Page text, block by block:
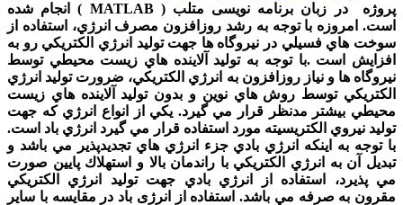
پروژه
در زبان برنامه نویسی متلب ( MATLAB
) انجام شده
است. امروزه با توجه به رشد روزافزون مصرف انرژي، استفاده از
سوخت هاي فسيلي در نيروگاه ها جهت توليد انرژي الكتريكي رو به
افزايش است .با توجه به توليد آلاينده هاي زيست محيطي توسط
نيروگاه ها و نياز روزافزون به انرژي الكتريكي، ضرورت توليد انرژي
الكتريكي توسط روش هاي نوين و بدون توليد آلاينده هاي زيست
محيطي بيشتر مدنظر قرار مي گيرد. يكي از انواع انرژي كه جهت
توليد نيروي الكتريسيته مورد استفاده قرار مي گيرد انرژي باد است.
با توجه به اينكه انرژي بادي جزء انرژي هاي تجديدپذير مي باشد و
تبديل آن به انرژي الكتريكي با راندمان بالا و استهلاك پايين صورت
مي پذيرد، استفاده از انرژي بادي جهت توليد انرژي الكتريكي
مقرون به صرفه مي باشد. استفاده از انرژی باد در مقایسه با سایر